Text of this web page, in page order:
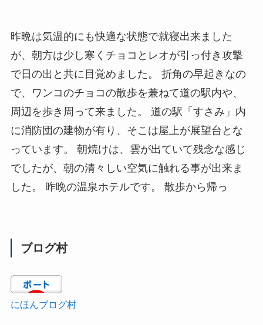
昨晩は気温的にも快適な状態で就寝出来ました
が、朝方は少し寒くチョコとレオが引っ付き攻撃
で日の出と共に目覚めました。 折角の早起きなの
で、ワンコのチョコの散歩を兼ねて道の駅内や、
周辺を歩き周って来ました。 道の駅「すさみ」内
に消防団の建物が有り、そこは屋上が展望台とな
っています。 朝焼けは、雲が出ていて残念な感じ
でしたが、朝の清々しい空気に触れる事が出来ま
した。 昨晩の温泉ホテルです。 散歩から帰っ
ブログ村
にほんブログ村